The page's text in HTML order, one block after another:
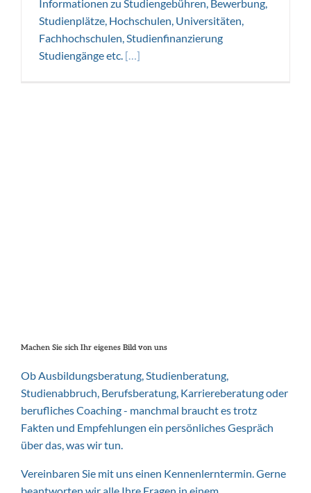
Informationen zu Studiengebühren, Bewerbung,
Studienplätze, Hochschulen, Universitäten,
Fachhochschulen, Studienfinanzierung
Studiengänge etc. […]
Machen Sie sich Ihr eigenes Bild von uns
Ob Ausbildungsberatung, Studienberatung,
Studienabbruch, Berufsberatung, Karriereberatung oder
berufliches Coaching - manchmal braucht es trotz
Fakten und Empfehlungen ein persönliches Gespräch
über das, was wir tun.
Vereinbaren Sie mit uns einen Kennenlerntermin. Gerne